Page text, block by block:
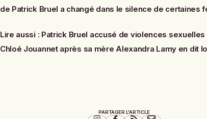
de Patrick Bruel a changé dans le silence de certaines
Lire aussi : Patrick Bruel accusé de violences
Chloé Jouannet après sa mère Alexandra Lamy en dit
PARTAGER L'ARTICLE